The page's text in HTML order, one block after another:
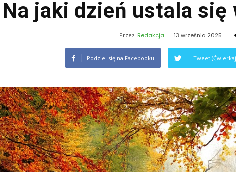
Na jaki dzień ustala się
Przez Redakcja - 13 września 2025
Podziel się na Facebooku Tweet